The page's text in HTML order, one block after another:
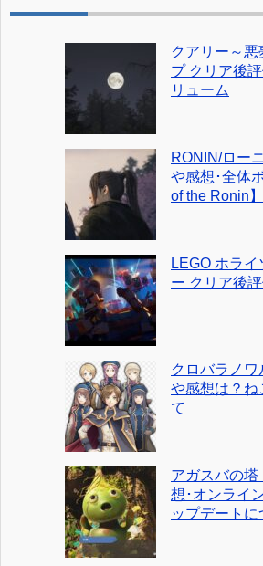
クアリー～
プ クリア後
リューム
RONIN/ロー
や感想･全体
of the Ronin】
LEGO ホラ
ー クリア後
クロバラノ
や感想は？ね
て
アガスバの
想･オンライ
ップデートに